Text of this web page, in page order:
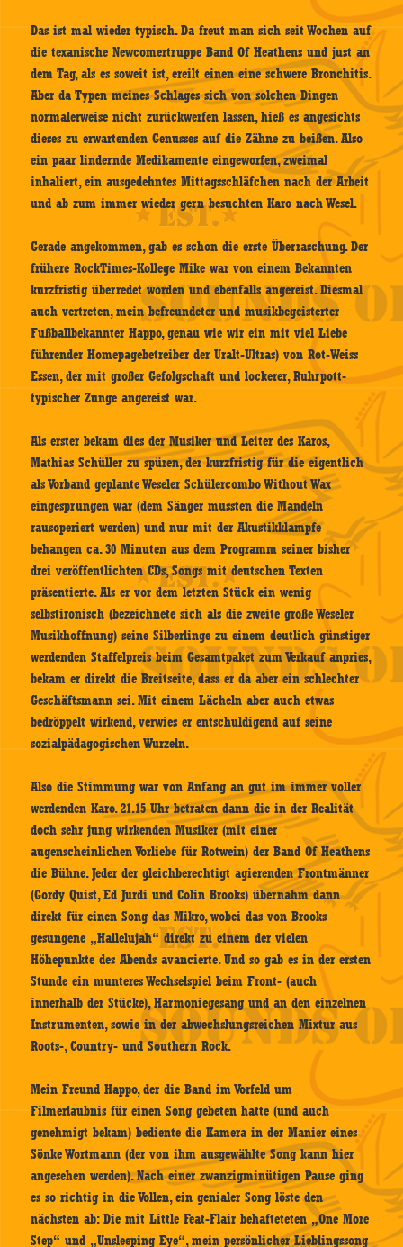
Das ist mal wieder typisch. Da freut man sich seit Wochen auf
die texanische Newcomertruppe Band Of Heathens und just an
dem Tag, als es soweit ist, ereilt einen eine schwere Bronchitis.
Aber da Typen meines Schlages sich von solchen Dingen
normalerweise nicht zurückwerfen lassen, hieß es angesichts
dieses zu erwartenden Genusses auf die Zähne zu beißen. Also
ein paar lindernde Medikamente eingeworfen, zweimal
inhaliert, ein ausgedehntes Mittagsschläfchen nach der Arbeit
und ab zum immer wieder gern besuchten Karo nach Wesel.
Gerade angekommen, gab es schon die erste Überraschung. Der
frühere RockTimes-Kollege Mike war von einem Bekannten
kurzfristig überredet worden und ebenfalls angereist. Diesmal
auch vertreten, mein befreundeter und musikbegeisterter
Fußballbekannter Happo, genau wie wir ein mit viel Liebe
führender Homepagebetreiber der Uralt-Ultras) von Rot-Weiss
Essen, der mit großer Gefolgschaft und lockerer, Ruhrpott-
typischer Zunge angereist war.
Als erster bekam dies der Musiker und Leiter des Karos,
Mathias Schüller zu spüren, der kurzfristig für die eigentlich
als Vorband geplante Weseler Schülercombo Without Wax
eingesprungen war (dem Sänger mussten die Mandeln
rausoperiert werden) und nur mit der Akustikklampfe
behangen ca. 30 Minuten aus dem Programm seiner bisher
drei veröffentlichten CDs, Songs mit deutschen Texten
präsentierte. Als er vor dem letzten Stück ein wenig
selbstironisch (bezeichnete sich als die zweite große Weseler
Musikhoffnung) seine Silberlinge zu einem deutlich günstiger
werdenden Staffelpreis beim Gesamtpaket zum Verkauf anpries,
bekam er direkt die Breitseite, dass er da aber ein schlechter
Geschäftsmann sei. Mit einem Lächeln aber auch etwas
bedröppelt wirkend, verwies er entschuldigend auf seine
sozialpädagogischen Wurzeln.
Also die Stimmung war von Anfang an gut im immer voller
werdenden Karo. 21.15 Uhr betraten dann die in der Realität
doch sehr jung wirkenden Musiker (mit einer
augenscheinlichen Vorliebe für Rotwein) der Band Of Heathens
die Bühne. Jeder der gleichberechtigt agierenden Frontmänner
(Gordy Quist, Ed Jurdi und Colin Brooks) übernahm dann
direkt für einen Song das Mikro, wobei das von Brooks
gesungene „Hallelujah“ direkt zu einem der vielen
Höhepunkte des Abends avancierte. Und so gab es in der ersten
Stunde ein munteres Wechselspiel beim Front- (auch
innerhalb der Stücke), Harmoniegesang und an den einzelnen
Instrumenten, sowie in der abwechslungsreichen Mixtur aus
Roots-, Country- und Southern Rock.
Mein Freund Happo, der die Band im Vorfeld um
Filmerlaubnis für einen Song gebeten hatte (und auch
genehmigt bekam) bediente die Kamera in der Manier eines
Sönke Wortmann (der von ihm ausgewählte Song kann hier
angesehen werden). Nach einer zwanzigminütigen Pause ging
es so richtig in die Vollen, ein genialer Song löste den
nächsten ab: Die mit Little Feat-Flair behafteteten „One More
Step“ und „Unsleeping Eye“, mein persönlicher Lieblingssong